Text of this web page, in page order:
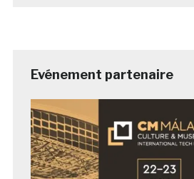
Evénement partenaire